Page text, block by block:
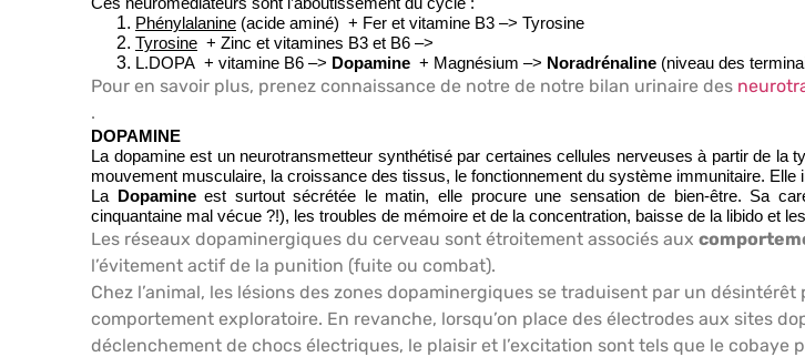
Phénylalanine (acide aminé) + Fer et vitamine B3 –> Tyrosine
Tyrosine + Zinc et vitamines B3 et B6 –>
L.DOPA + vitamine B6 –> Dopamine + Magnésium –> Noradrénaline (niveau des
Pour en savoir plus, prenez connaissance de notre de notre bilan urinaire des
.
DOPAMINE
La dopamine est un neurotransmetteur synthétisé par certaines cellules nerveuses à partir de la
mouvement musculaire, la croissance des tissus, le fonctionnement du système immunitaire. Elle
La
Dopamineest surtout sécrétée le matin, elle procure une sensation de bien-être. Sa
cinquantaine mal vécue ?!), les troubles de mémoire et de la concentration, baisse de la libido et
Les réseaux dopaminergiques du cerveau sont étroitement associés aux
l’évitement actif de la punition (fuite ou combat).
Chez l’animal, les lésions des zones dopaminergiques se traduisent par un
comportement exploratoire. En revanche, lorsqu’on place des électrodes aux sites
déclenchement de chocs électriques, le plaisir et l’excitation sont tels que le cobaye